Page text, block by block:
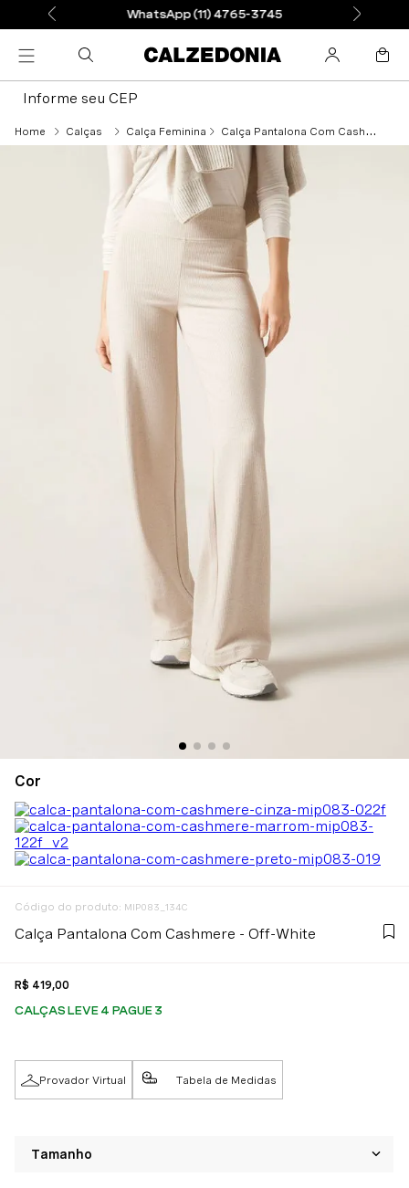
WhatsApp (11) 4765-3745
Informe seu CEP
Calças Calça Feminina Calça Pantalona Com Cashmere - Off-White
: MIP083_134C
Calça Pantalona Com Cashmere - Off-White
R$ 419,00
CALÇAS LEVE 4 PAGUE 3
Provador Virtual Tabela de Medidas